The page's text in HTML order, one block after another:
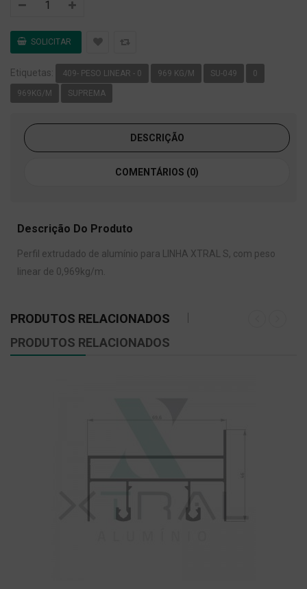
Etiquetas: 409- PESO LINEAR - 0 969 KG/M SU-049 0
969KG/M SUPREMA
DESCRIÇÃO
COMENTÁRIOS (0)
Descrição Do Produto
Perfil extrudado de alumínio para LINHA XTRAL S, com peso
linear de 0,969kg/m.
PRODUTOS RELACIONADOS
PRODUTOS RELACIONADOS